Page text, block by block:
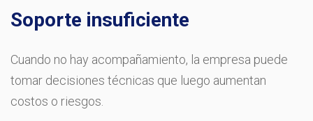
Soporte insuficiente
Cuando no hay acompañamiento, la empresa puede
tomar decisiones técnicas que luego aumentan
costos o riesgos.